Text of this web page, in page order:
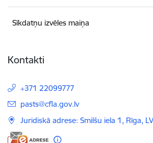
Sīkdatņu izvēles maiņa
Kontakti
+371 22099777
E-pasts:
pasts@cfla.gov.lv
Juridiskā adrese: Smilšu iela 1, Rīga,